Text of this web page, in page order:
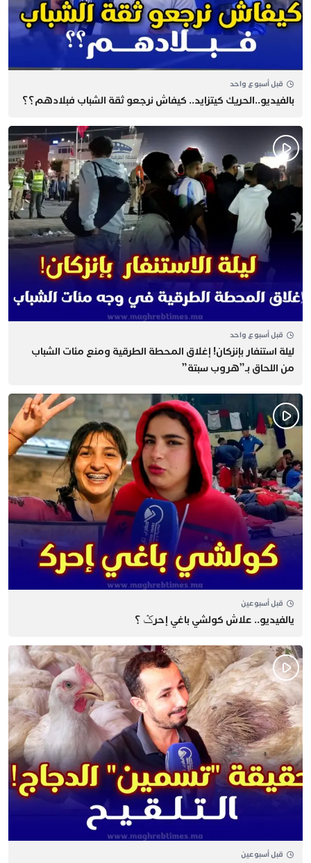
قبل أسبوع واحد
بالفيديو..الحريك كيتزايد.. كيفاش نرجعو ثقة الشباب فبلادهم؟؟
قبل أسبوع واحد
​ليلة استنفار بإنزكان! إغلاق المحطة الطرقية ومنع مئات الشباب
من اللحاق بـ”هروب سبتة”
قبل أسبوعين
يالفيديو.. علاش كولشي باغي إحرݣ ؟
قبل أسبوعين